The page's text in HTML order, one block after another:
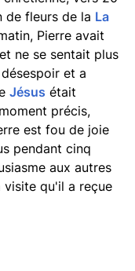
de fleurs de la La
Pierre avait
et ne se sentait plus
et a
Jésus était
précis,
est fou de joie
pendant cinq
aux autres
visite qu'il a reçue